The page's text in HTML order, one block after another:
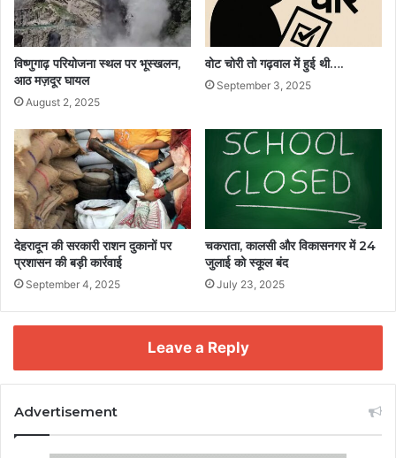
विष्णुगाढ़ परियोजना स्थल पर भूस्खलन,
आठ मज़दूर घायल
August 2, 2025
वोट चोरी तो गढ़वाल में हुई थी….
September 3, 2025
देहरादून की सरकारी राशन दुकानों पर
प्रशासन की बड़ी कार्रवाई
September 4, 2025
चकराता, कालसी और विकासनगर में 24
जुलाई को स्कूल बंद
July 23, 2025
Leave a Reply
Advertisement